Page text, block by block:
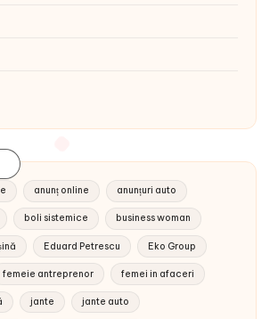
anunț online anunțuri auto
boli sistemice business woman
Eduard Petrescu Eko Group
femeie antreprenor femei in afaceri
jante jante auto